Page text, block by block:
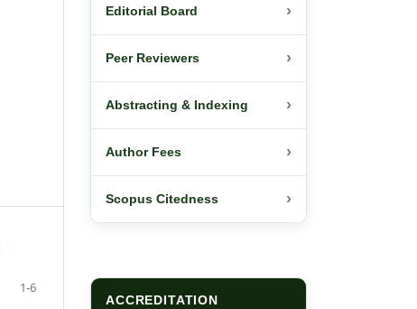
1-6
Editorial Board ›
Peer Reviewers ›
Abstracting & Indexing ›
Author Fees ›
Scopus Citedness ›
ACCREDITATION